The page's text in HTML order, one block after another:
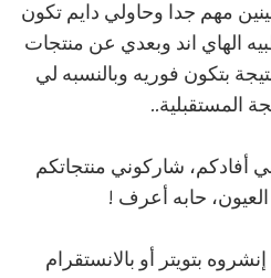
مهم جدا وحاولي دايم تكون
الهاي اند وبعدي عن منتجات
بتكون فوريه وبالنسبه لي
المستقبلية..
أفادكم، شاركوني منتجاتكم
العيون، حابه أعرف !
بتويتر أو بالانستقرام